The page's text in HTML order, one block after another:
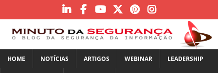
HOME NOTÍCIAS ARTIGOS WEBINAR LEADERSHIP